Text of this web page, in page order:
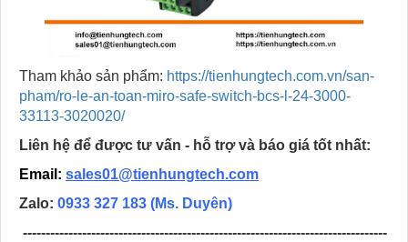
Tham khảo sản phẩm: https://tienhungtech.com.vn/san-
pham/ro-le-an-toan-miro-safe-switch-bcs-l-24-3000-
33113-3020020/
Liên hệ để được tư vấn - hỗ trợ và báo giá tốt nhất:
Email: sales01@tienhungtech.com
Zalo: 0933 327 183 (Ms. Duyên)
--------------------------------------------------------------------------------